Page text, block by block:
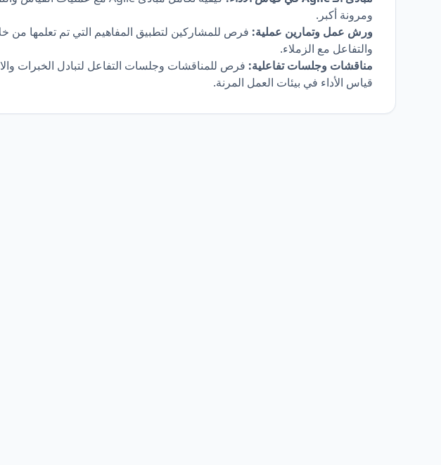
ومرونة أكبر.
ورش عمل وتمارين عملية: فرص للمشاركين لتطبيق المفاهيم التي تم تعلمها من
والتفاعل مع الزملاء.
مناقشات وجلسات تفاعلية: فرص للمناقشات وجلسات التفاعل لتبادل الخبرات
قياس الأداء في بيئات العمل المرنة.